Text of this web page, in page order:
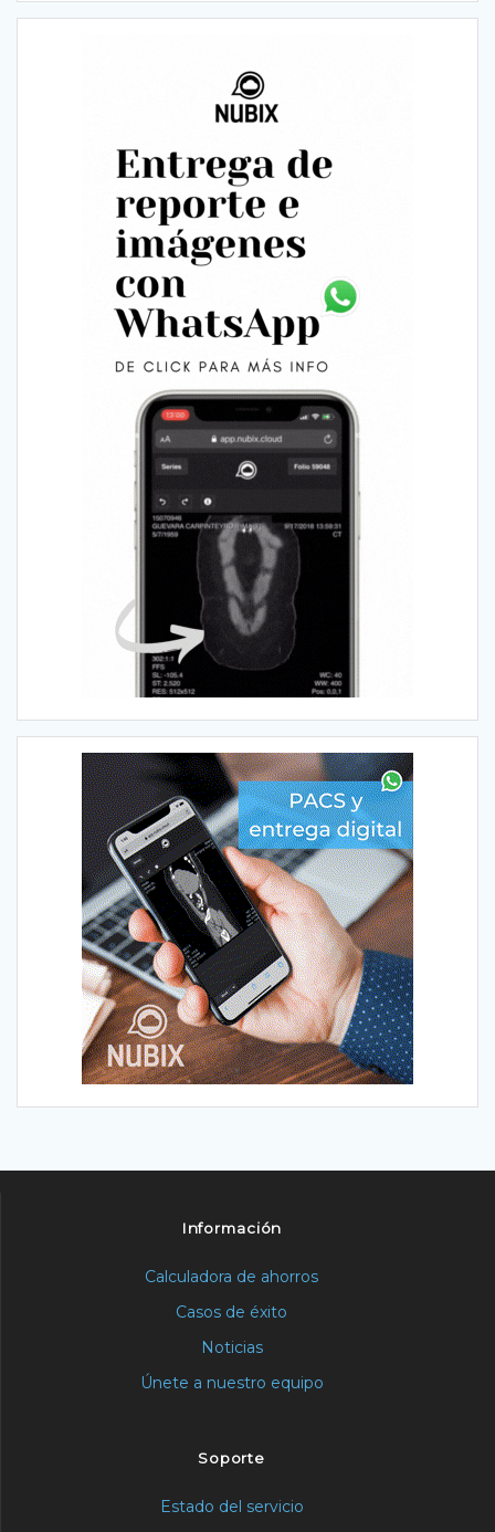
Información
Calculadora de ahorros
Casos de éxito
Noticias
Únete a nuestro equipo
Soporte
Estado del servicio